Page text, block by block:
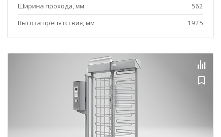
Ширина прохода, мм
562
Высота препятствия, мм
1925